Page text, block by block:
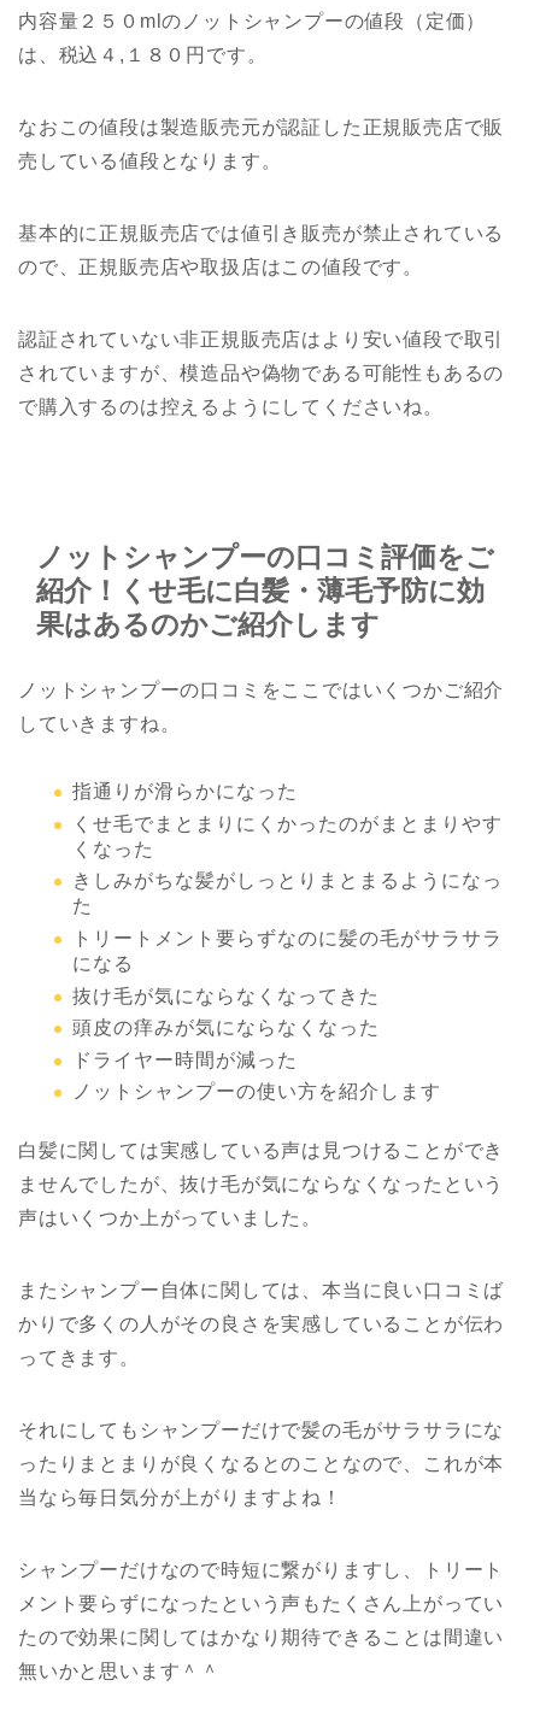
内容量２５０mlのノットシャンプーの値段（定価）
は、税込４,１８０円です。
なおこの値段は製造販売元が認証した正規販売店で販
売している値段となります。
基本的に正規販売店では値引き販売が禁止されている
ので、正規販売店や取扱店はこの値段です。
認証されていない非正規販売店はより安い値段で取引
されていますが、模造品や偽物である可能性もあるの
で購入するのは控えるようにしてくださいね。
ノットシャンプーの口コミ評価をご
紹介！くせ毛に白髪・薄毛予防に効
果はあるのかご紹介します
ノットシャンプーの口コミをここではいくつかご紹介
していきますね。
指通りが滑らかになった
くせ毛でまとまりにくかったのがまとまりやす
くなった
きしみがちな髪がしっとりまとまるようになっ
た
トリートメント要らずなのに髪の毛がサラサラ
になる
抜け毛が気にならなくなってきた
頭皮の痒みが気にならなくなった
ドライヤー時間が減った
ノットシャンプーの使い方を紹介します
白髪に関しては実感している声は見つけることができ
ませんでしたが、抜け毛が気にならなくなったという
声はいくつか上がっていました。
またシャンプー自体に関しては、本当に良い口コミば
かりで多くの人がその良さを実感していることが伝わ
ってきます。
それにしてもシャンプーだけで髪の毛がサラサラにな
ったりまとまりが良くなるとのことなので、これが本
当なら毎日気分が上がりますよね！
シャンプーだけなので時短に繋がりますし、トリート
メント要らずになったという声もたくさん上がってい
たので効果に関してはかなり期待できることは間違い
無いかと思います＾＾